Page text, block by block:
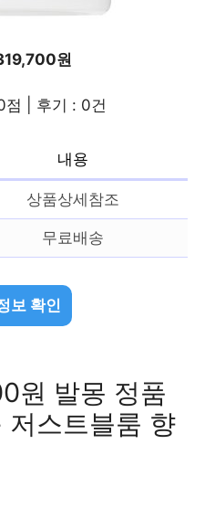
원
| 후기 : 0건
내용
상품상세참조
무료배송
보 확인
원 발몽 정품
저스트블룸 향